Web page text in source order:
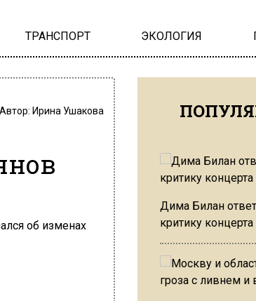
ТРАНСПОРТ ЭКОЛОГИЯ
Ирина Ушакова
Дима Билан
критику